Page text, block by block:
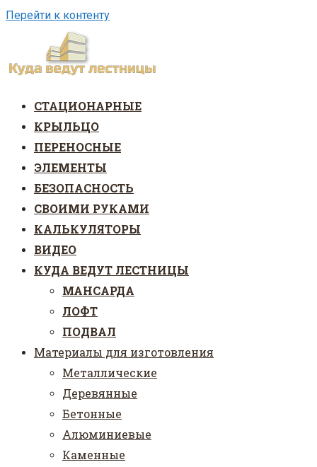
Перейти к контенту
СТАЦИОНАРНЫЕ
КРЫЛЬЦО
ПЕРЕНОСНЫЕ
ЭЛЕМЕНТЫ
БЕЗОПАСНОСТЬ
СВОИМИ РУКАМИ
КАЛЬКУЛЯТОРЫ
ВИДЕО
КУДА ВЕДУТ ЛЕСТНИЦЫ
МАНСАРДА
ЛОФТ
ПОДВАЛ
Материалы для изготовления
Металлические
Деревянные
Бетонные
Алюминиевые
Каменные